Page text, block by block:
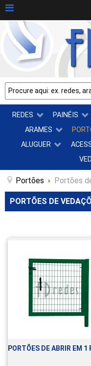
REDES PAINÉIS
ARAMES
ALUGUER
Portões Portões
PORTÕES DE
PORTÕES DE ABRIR EM 1